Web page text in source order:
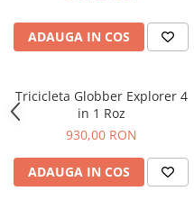
ADAUGA IN COS
Tricicleta Globber Explorer 4
in 1 Roz
930,00 RON
ADAUGA IN COS